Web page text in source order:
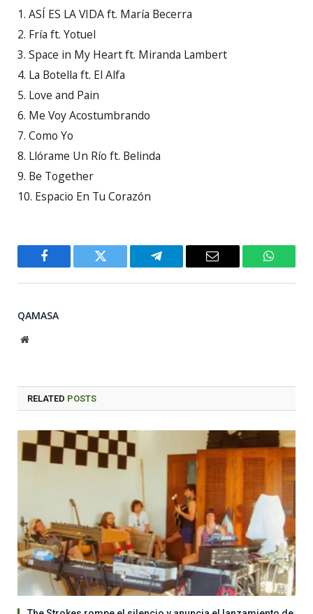
1. ASÍ ES LA VIDA ft. María Becerra
2. Fría ft. Yotuel
3. Space in My Heart ft. Miranda Lambert
4. La Botella ft. El Alfa
5. Love and Pain
6. Me Voy Acostumbrando
7. Como Yo
8. Llórame Un Río ft. Belinda
9. Be Together
10. Espacio En Tu Corazón
Facebook Twitter Telegram Email
QAMASA
Website
RELATED POSTS